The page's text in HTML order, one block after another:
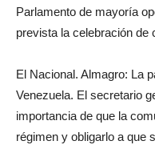
Parlamento de mayoría
prevista la celebración de
El Nacional. Almagro: La
Venezuela. El secretario
importancia de que la
régimen y obligarlo a que